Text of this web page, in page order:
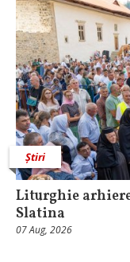
Știri
Liturghie
Slatina
07 Aug, 2026